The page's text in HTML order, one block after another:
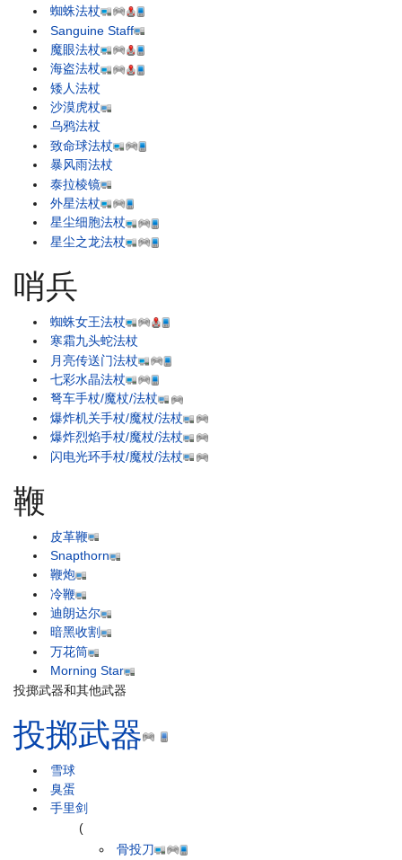
蜘蛛法杖
Sanguine Staff
魔眼法杖
海盗法杖
矮人法杖
沙漠虎杖
乌鸦法杖
致命球法杖
暴风雨法杖
泰拉棱镜
外星法杖
星尘细胞法杖
星尘之龙法杖
哨兵
蜘蛛女王法杖
寒霜九头蛇法杖
月亮传送门法杖
七彩水晶法杖
弩车手杖/魔杖/法杖
爆炸机关手杖/魔杖/法杖
爆炸烈焰手杖/魔杖/法杖
闪电光环手杖/魔杖/法杖
鞭
皮革鞭
Snapthorn
鞭炮
冷鞭
迪朗达尔
暗黑收割
万花筒
Morning Star
投掷武器和其他武器
投掷武器
雪球
臭蛋
手里剑
(
骨投刀